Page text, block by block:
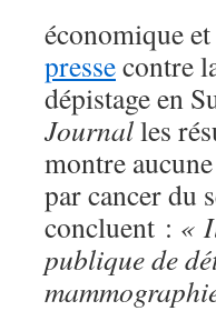
économique
pressecontre
dépistage en
Journalles
montre
par cancer du
concluent : «
publique de